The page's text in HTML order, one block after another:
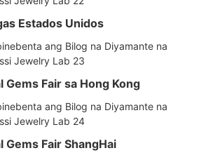
Estados Unidos
Gems Fair sa Hong Kong
Gems Fair ShangHai